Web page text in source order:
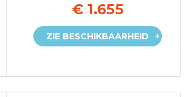
€ 1.655
ZIE BESCHIKBAARHEID